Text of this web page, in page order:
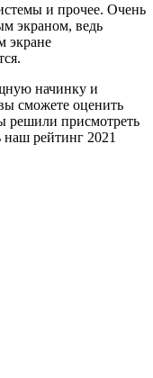
и прочее. Очень
экраном, ведь
экране
начинку и
сможете оценить
решили присмотреть
рейтинг 2021